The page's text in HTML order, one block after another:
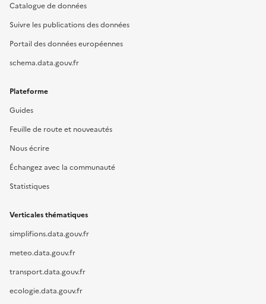
Catalogue de données
Suivre les publications des données
Portail des données européennes
schema.data.gouv.fr
Plateforme
Guides
Feuille de route et nouveautés
Nous écrire
Échangez avec la communauté
Statistiques
Verticales thématiques
simplifions.data.gouv.fr
meteo.data.gouv.fr
transport.data.gouv.fr
ecologie.data.gouv.fr